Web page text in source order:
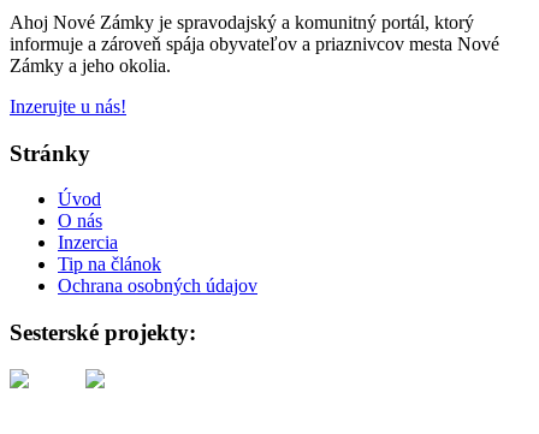
Ahoj Nové Zámky je spravodajský a komunitný portál, ktorý
informuje a zároveň spája obyvateľov a priaznivcov mesta Nové
Zámky a jeho okolia.
Inzerujte u nás!
Stránky
Úvod
O nás
Inzercia
Tip na článok
Ochrana osobných údajov
Sesterské projekty: